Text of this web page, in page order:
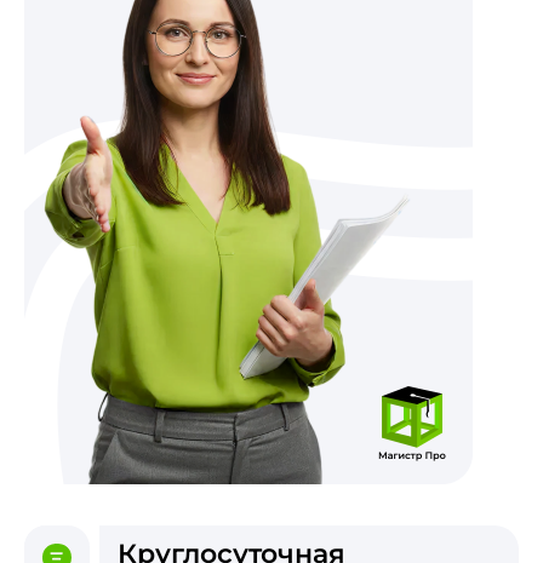
Круглосуточная